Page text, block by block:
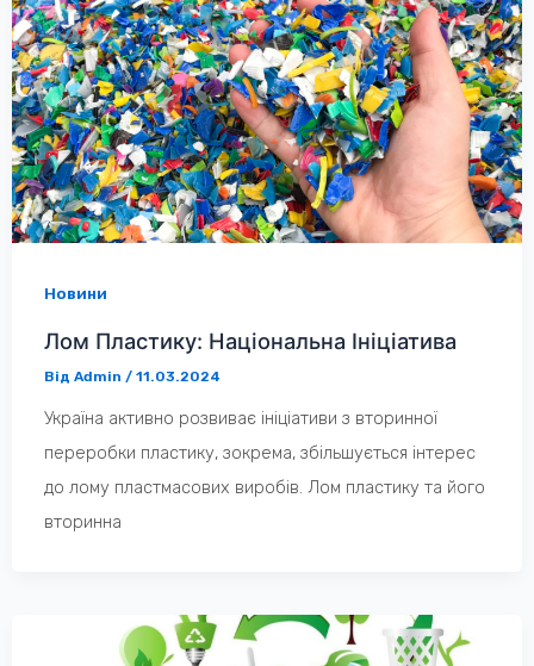
Новини
Лом Пластику: Національна Ініціатива
Від Admin / 11.03.2024
Україна активно розвиває ініціативи з вторинної
переробки пластику, зокрема, збільшується інтерес
до лому пластмасових виробів. Лом пластику та його
вторинна